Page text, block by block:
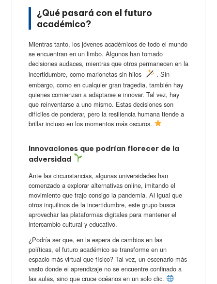
¿Qué pasará con el futuro
académico?
Mientras tanto, los jóvenes académicos de todo el mundo
se encuentran en un limbo. Algunos han tomado
decisiones audaces, mientras que otros permanecen en la
incertidumbre, como marionetas sin hilos
. Sin
embargo, como en cualquier gran tragedia, también hay
quienes comienzan a adaptarse e innovar. Tal vez, hay
que reinventarse a uno mismo. Estas decisiones son
difíciles de ponderar, pero la resiliencia humana tiende a
brillar incluso en los momentos más oscuros.
Innovaciones que podrían florecer de la
adversidad
Ante las circunstancias, algunas universidades han
comenzado a explorar alternativas online, imitando el
movimiento que trajo consigo la pandemia. Al igual que
otros inquilinos de la incertidumbre, este grupo busca
aprovechar las plataformas digitales para mantener el
intercambio cultural y educativo.
¿Podría ser que, en la espera de cambios en las
políticas, el futuro académico se transforme en un
espacio más virtual que físico? Tal vez, un escenario más
vasto donde el aprendizaje no se encuentre confinado a
las aulas, sino que cruce océanos en un solo clic.